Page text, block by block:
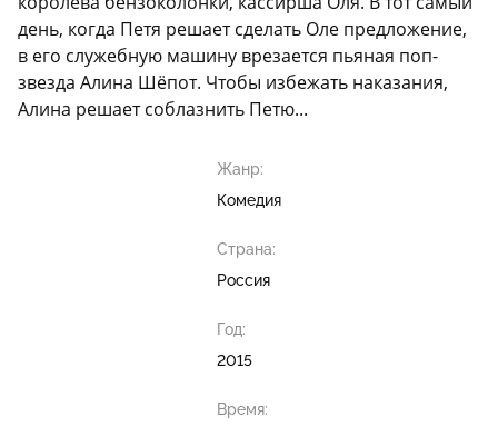
день, когда Петя решает сделать Оле предложение,
в его служебную машину врезается пьяная поп-
звезда Алина Шёпот. Чтобы избежать наказания,
Алина решает соблазнить Петю...
Жанр:
Комедия
Страна:
Россия
Год:
2015
Время: